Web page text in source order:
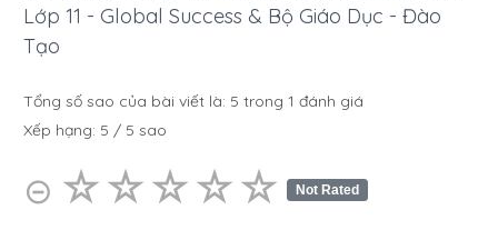
Lớp 11 - Global Success & Bộ Giáo Dục - Đào
Tạo
Tổng số sao của bài viết là: 5 trong 1 đánh giá
Xếp hạng: 5 / 5 sao
⊝ ☆☆☆☆☆
★★★★★ Not Rated